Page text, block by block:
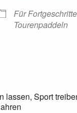
Für
Tourenpaddeln
Sport